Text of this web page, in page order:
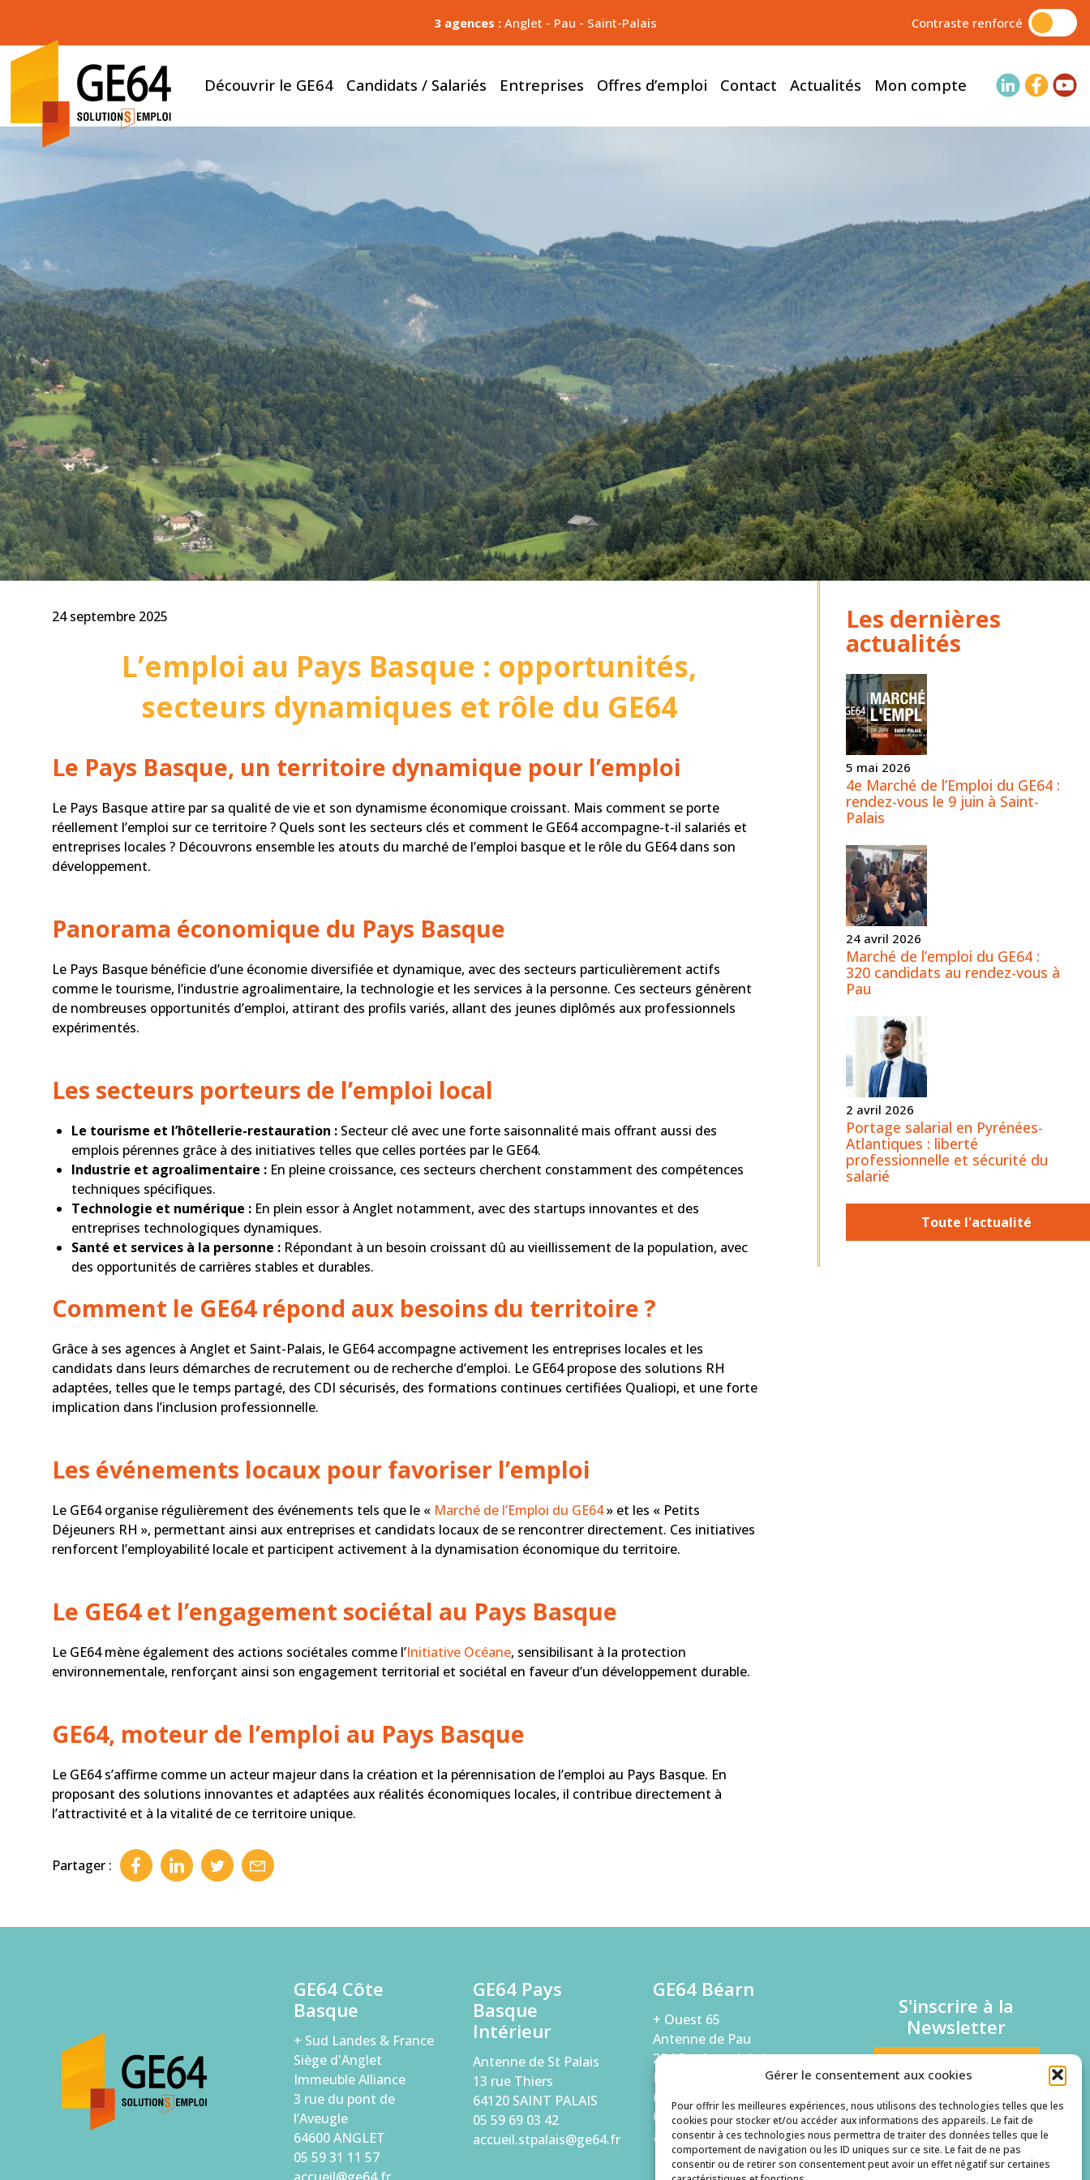
Gérer le consentement aux cookies
Pour offrir les meilleures expériences, nous utilisons des technologies telles que les
cookies pour stocker et/ou accéder aux informations des appareils. Le fait de
consentir à ces technologies nous permettra de traiter des données telles que le
comportement de navigation ou les ID uniques sur ce site. Le fait de ne pas
consentir ou de retirer son consentement peut avoir un effet négatif sur certaines
3 agences : Anglet - Pau - Saint-Palais Contraste renforcé
Découvrir le GE64 Candidats / Salariés Entreprises Offres d’emploi Contact Actualités Mon compte
24 septembre 2025
L’emploi au Pays Basque : opportunités,
secteurs dynamiques et rôle du GE64
Le Pays Basque, un territoire dynamique pour l’emploi
Le Pays Basque attire par sa qualité de vie et son dynamisme économique croissant. Mais comment se porte
réellement l’emploi sur ce territoire ? Quels sont les secteurs clés et comment le GE64 accompagne-t-il salariés et
entreprises locales ? Découvrons ensemble les atouts du marché de l’emploi basque et le rôle du GE64 dans son
développement.
Panorama économique du Pays Basque
Le Pays Basque bénéficie d’une économie diversifiée et dynamique, avec des secteurs particulièrement actifs
comme le tourisme, l’industrie agroalimentaire, la technologie et les services à la personne. Ces secteurs génèrent
de nombreuses opportunités d’emploi, attirant des profils variés, allant des jeunes diplômés aux professionnels
expérimentés.
Les secteurs porteurs de l’emploi local
Le tourisme et l’hôtellerie-restauration : Secteur clé avec une forte saisonnalité mais offrant aussi des
emplois pérennes grâce à des initiatives telles que celles portées par le GE64.
Industrie et agroalimentaire : En pleine croissance, ces secteurs cherchent constamment des compétences
techniques spécifiques.
Technologie et numérique : En plein essor à Anglet notamment, avec des startups innovantes et des
entreprises technologiques dynamiques.
Santé et services à la personne : Répondant à un besoin croissant dû au vieillissement de la population, avec
des opportunités de carrières stables et durables.
Comment le GE64 répond aux besoins du territoire ?
Grâce à ses agences à Anglet et Saint-Palais, le GE64 accompagne activement les entreprises locales et les
candidats dans leurs démarches de recrutement ou de recherche d’emploi. Le GE64 propose des solutions RH
adaptées, telles que le temps partagé, des CDI sécurisés, des formations continues certifiées Qualiopi, et une forte
implication dans l’inclusion professionnelle.
Les événements locaux pour favoriser l’emploi
Le GE64 organise régulièrement des événements tels que le « Marché de l’Emploi du GE64» et les « Petits
Déjeuners RH », permettant ainsi aux entreprises et candidats locaux de se rencontrer directement. Ces initiatives
renforcent l’employabilité locale et participent activement à la dynamisation économique du territoire.
Le GE64 et l’engagement sociétal au Pays Basque
Le GE64 mène également des actions sociétales comme l’Initiative Océane, sensibilisant à la protection
environnementale, renforçant ainsi son engagement territorial et sociétal en faveur d’un développement durable.
GE64, moteur de l’emploi au Pays Basque
Le GE64 s’affirme comme un acteur majeur dans la création et la pérennisation de l’emploi au Pays Basque. En
proposant des solutions innovantes et adaptées aux réalités économiques locales, il contribue directement à
l’attractivité et à la vitalité de ce territoire unique.
Partager :
Les dernières
actualités
5 mai 2026
4e Marché de l’Emploi du GE64 :
rendez-vous le 9 juin à Saint-
Palais
24 avril 2026
Marché de l’emploi du GE64 :
320 candidats au rendez-vous à
Pau
2 avril 2026
Portage salarial en Pyrénées-
Atlantiques : liberté
professionnelle et sécurité du
salarié
Toute l'actualité
GE64 Côte
Basque
+ Sud Landes & France
Siège d'Anglet
Immeuble Alliance
3 rue du pont de
l’Aveugle
64600 ANGLET
05 59 31 11 57
accueil@ge64.fr
GE64 Pays
Basque
Intérieur
Antenne de St Palais
13 rue Thiers
64120 SAINT PALAIS
05 59 69 03 42
accueil.stpalais@ge64.fr
GE64 Béarn
+ Ouest 65
Antenne de Pau
294 Boulevard de la
Paix
64000 PAU
05 59 68 56 42
accueil.bearn@ge64.fr
S'inscrire à la
Newsletter
Je suis un candidat